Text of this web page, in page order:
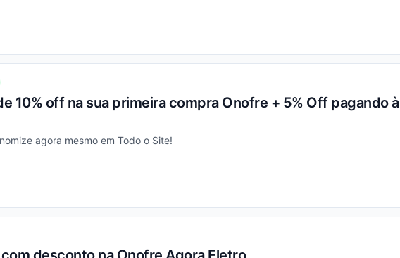
10% off na sua primeira compra Onofre + 5% Off pagando à
agora mesmo em Todo o Site!